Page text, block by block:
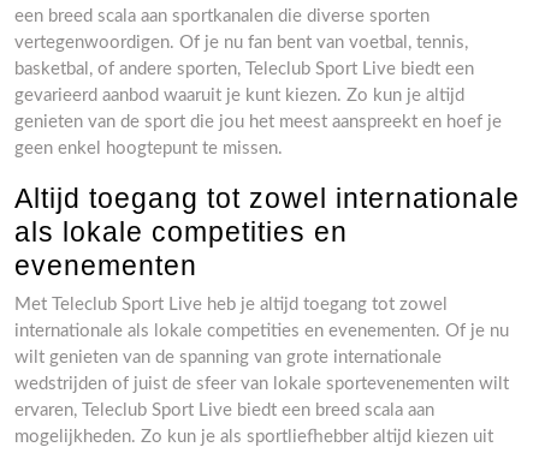
een breed scala aan sportkanalen die diverse sporten
vertegenwoordigen. Of je nu fan bent van voetbal, tennis,
basketbal, of andere sporten, Teleclub Sport Live biedt een
gevarieerd aanbod waaruit je kunt kiezen. Zo kun je altijd
genieten van de sport die jou het meest aanspreekt en hoef je
geen enkel hoogtepunt te missen.
Altijd toegang tot zowel internationale
als lokale competities en
evenementen
Met Teleclub Sport Live heb je altijd toegang tot zowel
internationale als lokale competities en evenementen. Of je nu
wilt genieten van de spanning van grote internationale
wedstrijden of juist de sfeer van lokale sportevenementen wilt
ervaren, Teleclub Sport Live biedt een breed scala aan
mogelijkheden. Zo kun je als sportliefhebber altijd kiezen uit